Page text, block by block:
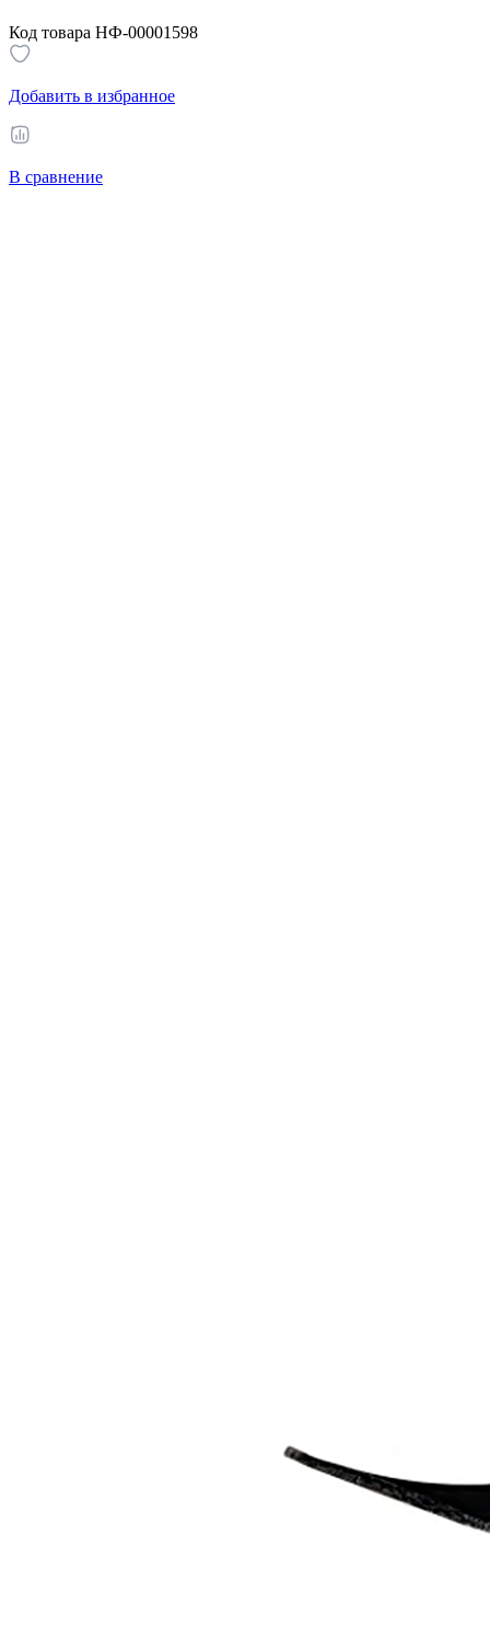
Код товара НФ-00001598
Добавить в избранное
В сравнение